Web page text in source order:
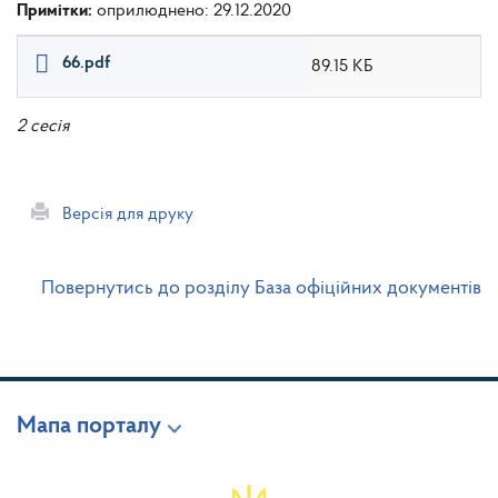
Примітки: оприлюднено: 29.12.2020
66.pdf 89.15 КБ
2 сесія
Версія для друку
Повернутись до розділу База офіційних документів
Мапа порталу